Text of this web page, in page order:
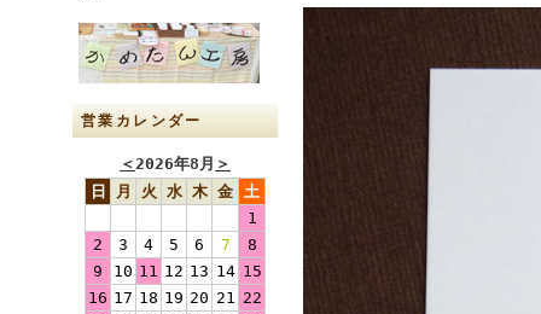
営業カレンダー
＜2026年8月 ＞
日
月 火 水 木 金 土
1
2
3 4 5 6 7
8
9
10 11 12 13 14 15
16 17 18 19 20 21 22